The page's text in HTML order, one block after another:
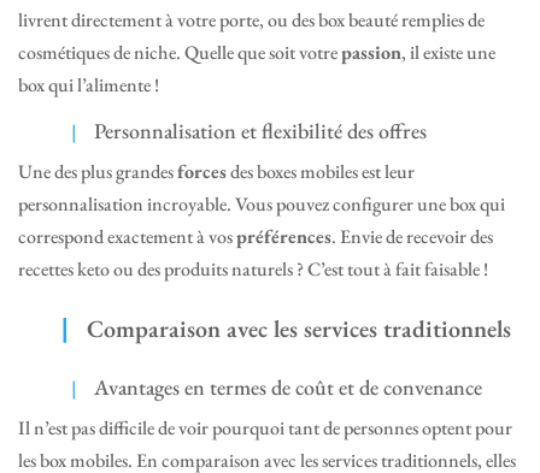
livrent directement à votre porte, ou des box beauté remplies de
cosmétiques de niche. Quelle que soit votrepassion, il existe une
box qui l’alimente !
Personnalisation et flexibilité des offres
Une des plus grandesforcesdes boxes mobiles est leur
personnalisation incroyable. Vous pouvez configurer une box qui
correspond exactement à vospréférences. Envie de recevoir des
recettes keto ou des produits naturels ? C’est tout à fait faisable !
Comparaison avec les services traditionnels
Avantages en termes de coût et de convenance
Il n’est pas difficile de voir pourquoi tant de personnes optent pour
les box mobiles. En comparaison avec les services traditionnels, elles